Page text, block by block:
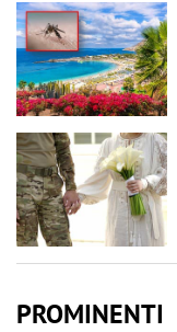
PROMINENTI